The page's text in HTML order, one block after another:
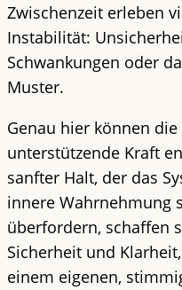
Zwischenzeit erleben
Instabilität:
Schwankungen oder
Muster.
Genau hier können die
unterstützende Kraft
sanfter Halt, der das
innere Wahrnehmung
überfordern, schaffen
Sicherheit und
einem eigenen,